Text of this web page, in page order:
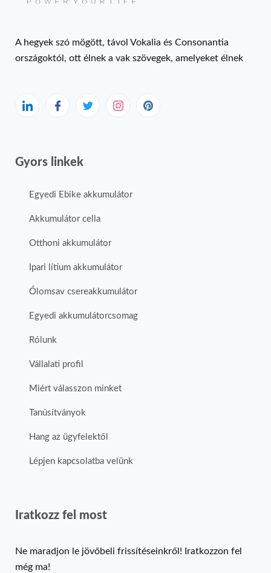
A hegyek szó mögött, távol Vokalia és Consonantia
országoktól, ott élnek a vak szövegek, amelyeket élnek
Gyors linkek
Egyedi Ebike akkumulátor
Akkumulátor cella
Otthoni akkumulátor
Ipari lítium akkumulátor
Ólomsav csereakkumulátor
Egyedi akkumulátorcsomag
Rólunk
Vállalati profil
Miért válasszon minket
Tanúsítványok
Hang az ügyfelektől
Lépjen kapcsolatba velünk
Iratkozz fel most
Ne maradjon le jövőbeli frissítéseinkről! Iratkozzon fel
még ma!